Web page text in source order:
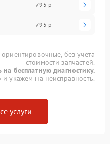
795 р
795 р
без учета
стоимости запчастей.
на бесплатную диагностику.
укажем на неисправность.
услуги